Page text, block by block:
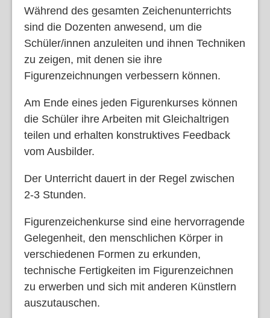
Während des gesamten Zeichenunterrichts
sind die Dozenten anwesend, um die
Schüler/innen anzuleiten und ihnen Techniken
zu zeigen, mit denen sie ihre
Figurenzeichnungen verbessern können.
Am Ende eines jeden Figurenkurses können
die Schüler ihre Arbeiten mit Gleichaltrigen
teilen und erhalten konstruktives Feedback
vom Ausbilder.
Der Unterricht dauert in der Regel zwischen
2-3 Stunden.
Figurenzeichenkurse sind eine hervorragende
Gelegenheit, den menschlichen Körper in
verschiedenen Formen zu erkunden,
technische Fertigkeiten im Figurenzeichnen
zu erwerben und sich mit anderen Künstlern
auszutauschen.